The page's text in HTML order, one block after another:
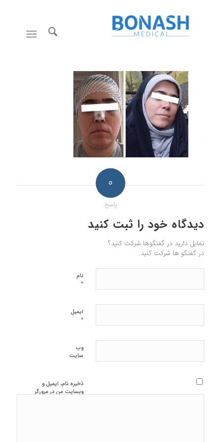
0
پاسخ
دیدگاه خود را ثبت کنید
تمایل دارید در گفتگوها شرکت کنید؟
در گفتگو ها شرکت کنید.
نام
*
ایمیل
*
وب‌
سایت
ذخیره نام، ایمیل و
وبسایت من در مرورگر